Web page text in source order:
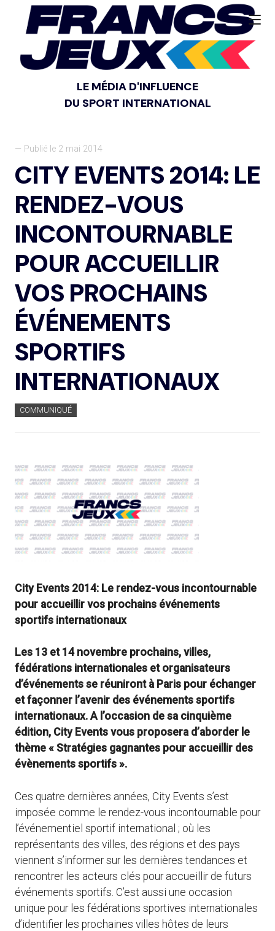
LE MÉDIA D'INFLUENCE
DU SPORT INTERNATIONAL
— Publié le 2 mai 2014
CITY EVENTS 2014: LE
RENDEZ-VOUS
INCONTOURNABLE
POUR ACCUEILLIR
VOS PROCHAINS
ÉVÉNEMENTS
SPORTIFS
INTERNATIONAUX
COMMUNIQUÉ
City Events 2014: Le rendez-vous incontournable
pour accueillir vos prochains événements
sportifs internationaux
Les 13 et 14 novembre prochains, villes,
fédérations internationales et organisateurs
d’événements se réuniront à Paris pour échanger
et façonner l’avenir des événements sportifs
internationaux. A l’occasion de sa cinquième
édition, City Events vous proposera d’aborder le
thème « Stratégies gagnantes pour accueillir des
évènements sportifs ».
Ces quatre dernières années, City Events s’est
imposée comme le rendez-vous incontournable pour
l’événementiel sportif international ; où les
représentants des villes, des régions et des pays
viennent s’informer sur les dernières tendances et
rencontrer les acteurs clés pour accueillir de futurs
événements sportifs. C’est aussi une occasion
unique pour les fédérations sportives internationales
d’identifier les prochaines villes hôtes de leurs